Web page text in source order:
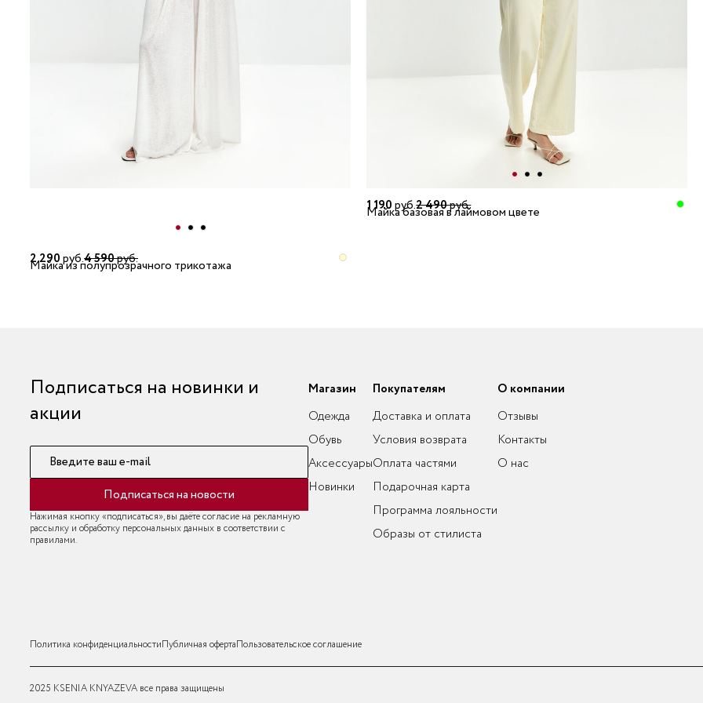
2 290руб.4 590руб.
Майка из полупрозрачного трикотажа
1 190руб.2 490руб.
Майка базовая в лаймовом цвете
Подписаться на новинки и
акции
Введите ваш e-mail
Подписаться на новости
Нажимая кнопку «подписаться», вы даёте согласие на рекламную
рассылку и обработку персональных данных в соответствии с
правилами.
Магазин
Одежда
Обувь
Аксессуары
Новинки
Покупателям
Доставка и оплата
Условия возврата
Оплата частями
Подарочная карта
Программа лояльности
Образы от стилиста
О компании
Отзывы
Контакты
О нас
Политика конфиденциальностиПубличная офертаПользовательское соглашение
2025 KSENIA KNYAZEVA все права защищены